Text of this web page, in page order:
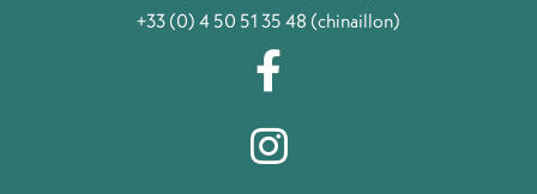
+33 (0) 4 50 51 35 48 (chinaillon)